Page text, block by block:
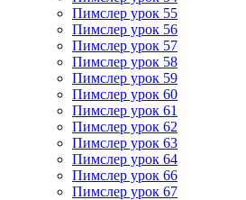
Пимслер урок 55
Пимслер урок 56
Пимслер урок 57
Пимслер урок 58
Пимслер урок 59
Пимслер урок 60
Пимслер урок 61
Пимслер урок 62
Пимслер урок 63
Пимслер урок 64
Пимслер урок 66
Пимслер урок 67